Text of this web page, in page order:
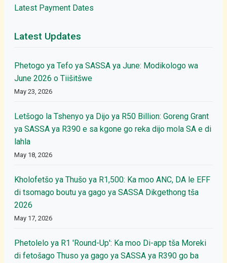
Latest Payment Dates
Latest Updates
Phetogo ya Tefo ya SASSA ya June: Modikologo wa
June 2026 o Tiišitšwe
May 23, 2026
Letšogo la Tshenyo ya Dijo ya R50 Billion: Goreng Grant
ya SASSA ya R390 e sa kgone go reka dijo mola SA e di
lahla
May 18, 2026
Kholofetšo ya Thušo ya R1,500: Ka moo ANC, DA le EFF
di tsomago boutu ya gago ya SASSA Dikgethong tša
2026
May 17, 2026
Phetolelo ya R1 'Round-Up': Ka moo Di-app tša Moreki
di fetošago Thuso ya gago ya SASSA ya R390 go ba